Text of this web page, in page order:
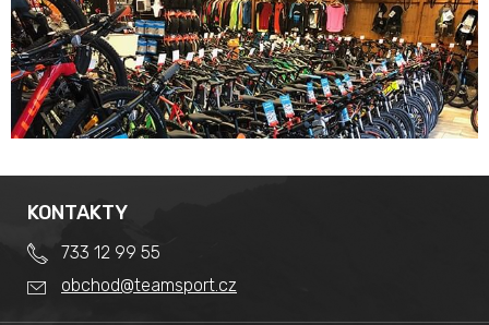
KONTAKTY
733 12 99 55
obchod@teamsport.cz